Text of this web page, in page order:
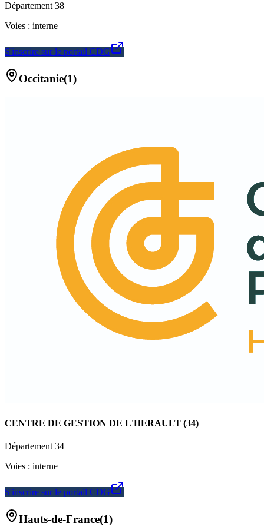
Département38
Voies : interne
S'inscrire sur le portail CDG
Occitanie(1)
CENTRE DE GESTION DE L'HERAULT (34)
Département34
Voies : interne
S'inscrire sur le portail CDG
Hauts-de-France(1)